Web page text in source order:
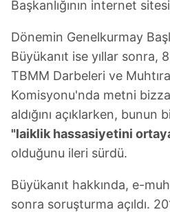
Başkanlığının internet
Dönemin Genelkurmay
Büyükanıt ise yıllar sonra,
TBMM Darbeleri ve
Komisyonu'nda metni
aldığını açıklarken, bunun
"laiklik hassasiyetini
olduğunu ileri sürdü.
Büyükanıt hakkında, e-
sonra soruşturma açıldı.